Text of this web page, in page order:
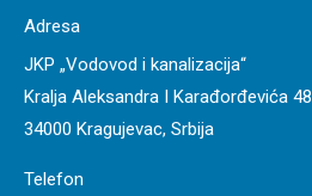
Adresa
JKP „Vodovod i kanalizacija“
Kralja Aleksandra I Karađorđevića 48
34000 Kragujevac, Srbija
Telefon